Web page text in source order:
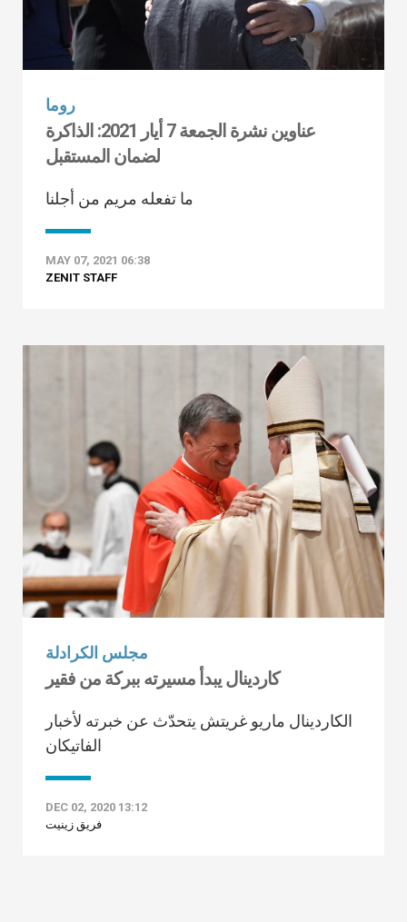
روما
عناوين نشرة الجمعة 7 أيار 2021: الذاكرة
لضمان المستقبل
ما تفعله مريم من أجلنا
MAY 07, 2021 06:38
ZENIT STAFF
مجلس الكرادلة
كاردينال يبدأ مسيرته ببركة من فقير
الكاردينال ماريو غريتش يتحدّث عن خبرته لأخبار
الفاتيكان
DEC 02, 2020 13:12
فريق زينيت